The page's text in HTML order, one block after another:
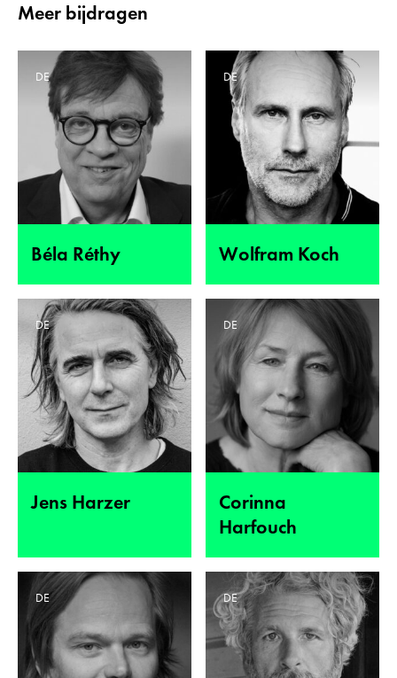
Meer bijdragen
Béla Réthy
DE
Wolfram Koch
DE
Jens Harzer
DE
Corinna
Harfouch
DE
DE DE